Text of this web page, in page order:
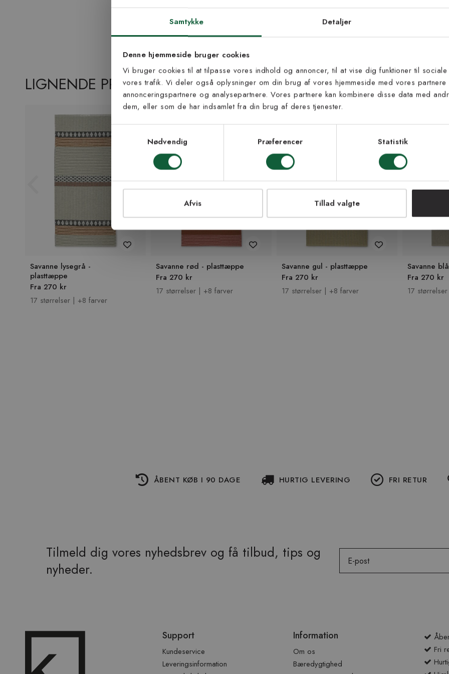
Samtykke Detaljer
Denne hjemmeside bruger cookies
Vi bruger cookies til at tilpasse vores indhold og annoncer, til at vise dig funktioner til
vores trafik. Vi deler også oplysninger om din brug af vores hjemmeside med vores
annonceringspartnere og analysepartnere. Vores partnere kan kombinere disse data med
dem, eller som de har indsamlet fra din brug af deres tjenester.
Samtykkevalg
Nødvendig
Præferencer Statistik
Afvis Tillad valgte
LIGNENDE PRODUKTER
Savanne lysegrå -
plasttæppe
Fra 270 kr
17 størrelser | +8 farver
Savanne rød - plasttæppe
Fra 270 kr
17 størrelser | +8 farver
Savanne gul - plasttæppe
Fra 270 kr
17 størrelser | +8 farver
Savanne
Fra 270 kr
17
ÅBENT KØB I 90 DAGE HURTIG LEVERING FRI RETUR
Tilmeld dig vores nyhedsbrev og få tilbud, tips og
nyheder.
over
Support
Kundeservice
Leveringsinformation
Information
Om os
Bæredygtighed
Fri
Tilmeld dig vores
nyhedsbrev
Vær blandt de første til at modtage vores tilbud,
E-mail
NEJ TAK!